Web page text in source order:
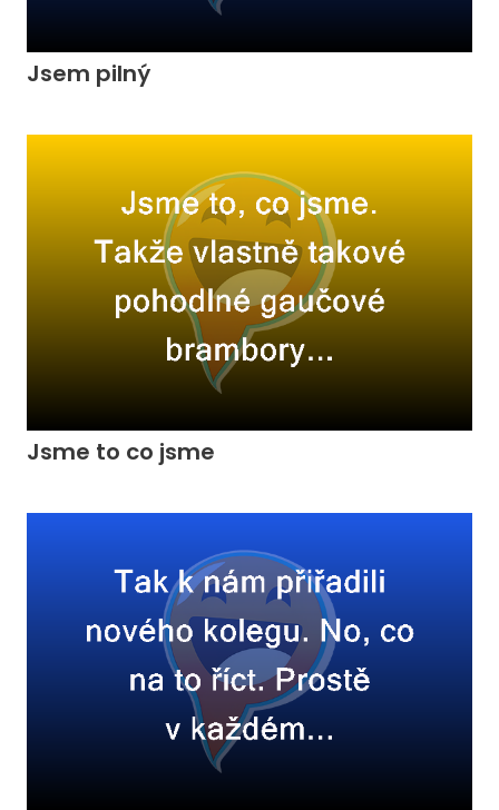
Jsem pilný
Jsme to co jsme